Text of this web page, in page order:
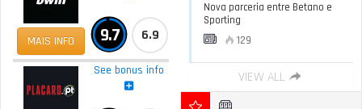
MAIS INFO 9.7 6.9
See bonus info
Nova parceria entre Betano e
Sporting
129
VIEW ALL